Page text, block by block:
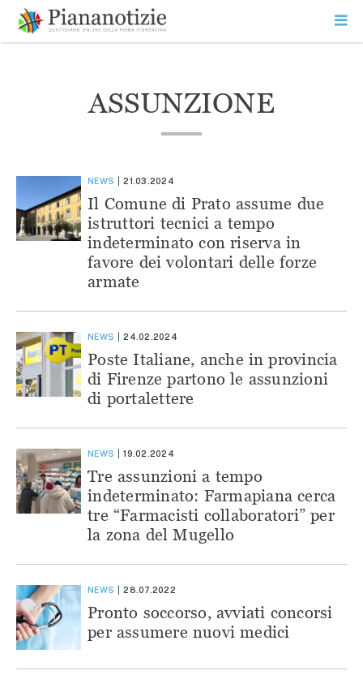
contenuto
SEARCH
ASSUNZIONE
NEWS 21.03.2024
Il Comune di Prato assume due
istruttori tecnici a tempo
indeterminato con riserva in
favore dei volontari delle forze
armate
NEWS 24.02.2024
Poste Italiane, anche in provincia
di Firenze partono le assunzioni
di portalettere
NEWS 19.02.2024
Tre assunzioni a tempo
indeterminato: Farmapiana cerca
tre “Farmacisti collaboratori” per
la zona del Mugello
NEWS 28.07.2022
Pronto soccorso, avviati concorsi
per assumere nuovi medici